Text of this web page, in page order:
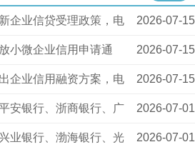
2026-07-15
企业信贷受理政策，电
银行、中国银行、恒丰
额度 80 万 - 920 万，根
2026-07-15
小微企业信用申请通
理建设银行、工商银
出产品，额度 40 万 - 72
核
2026-07-15
企业信用融资方案，电
银行、中国银行、兴业
额度 60 万 - 850 万，融
2026-07-01
安银行、浙商银行、广
李经理仅出示 2026-07-01
业银行、渤海银行、光